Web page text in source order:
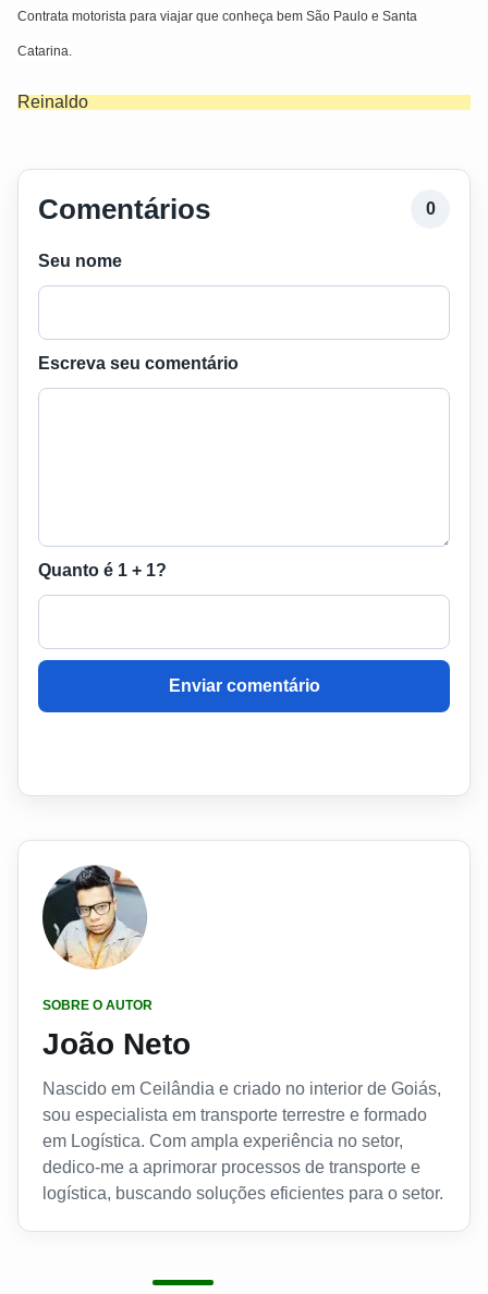
Contrata motorista para viajar que conheça bem São Paulo e Santa
Catarina.
Reinaldo
Comentários 0
Seu nome
Escreva seu comentário
Quanto é 1 + 1?
Enviar comentário
SOBRE O AUTOR
João Neto
Nascido em Ceilândia e criado no interior de Goiás,
sou especialista em transporte terrestre e formado
em Logística. Com ampla experiência no setor,
dedico-me a aprimorar processos de transporte e
logística, buscando soluções eficientes para o setor.